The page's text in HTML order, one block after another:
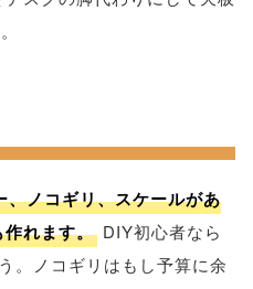
ノコギリ、スケールがあ
れます。 DIY初心者なら
。ノコギリはもし予算に余